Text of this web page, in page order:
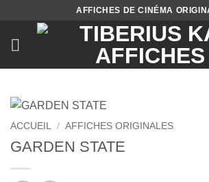
contenu
AFFICHES DE CINÉMA
ACCUEIL / AFFICHES ORIGINALES
GARDEN STATE